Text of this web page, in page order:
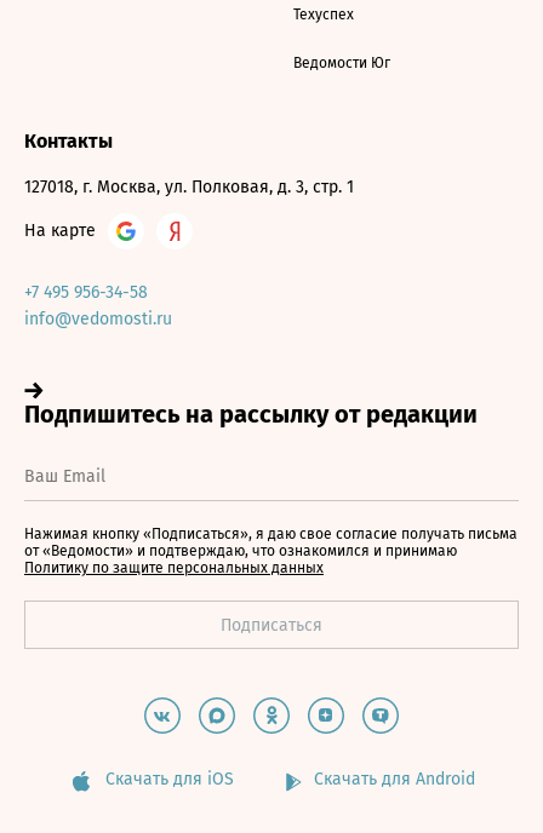
Техуспех
Ведомости Юг
Контакты
127018, г. Москва, ул. Полковая, д. 3, стр. 1
На карте
+7 495 956-34-58
info@vedomosti.ru
Нажимая кнопку «Подписаться», я даю свое согласие получать письма
от «Ведомости» и подтверждаю, что ознакомился и принимаю
Политику по защите персональных данных
Скачать для iOS Скачать для Android